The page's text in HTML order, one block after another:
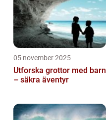
05 november 2025
Utforska grottor med barn
– säkra äventyr